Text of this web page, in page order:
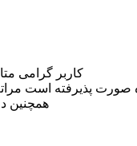
کاربر گرامی
است مراتب این مسئله را
همچنین